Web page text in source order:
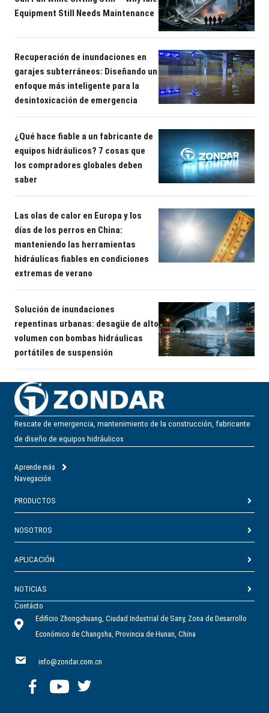
Equipment Still Needs Maintenance
Recuperación de inundaciones en
garajes subterráneos: Diseñando un
enfoque más inteligente para la
desintoxicación de emergencia
¿Qué hace fiable a un fabricante de
equipos hidráulicos? 7 cosas que
los compradores globales deben
saber
Las olas de calor en Europa y los
días de los perros en China:
manteniendo las herramientas
hidráulicas fiables en condiciones
extremas de verano
Solución de inundaciones
repentinas urbanas: desagüe de alto
volumen con bombas hidráulicas
portátiles de suspensión
Rescate de emergencia, mantenimiento de la construcción, fabricante
de diseño de equipos hidráulicos
Aprende más
Navegación
PRODUCTOS
NOSOTROS
APLICACIÓN
NOTICIAS
Contácto
Edificio Zhongchuang, Ciudad Industrial de Sany, Zona de Desarrollo
Económico de Changsha, Provincia de Hunan, China
info@zondar.com.cn